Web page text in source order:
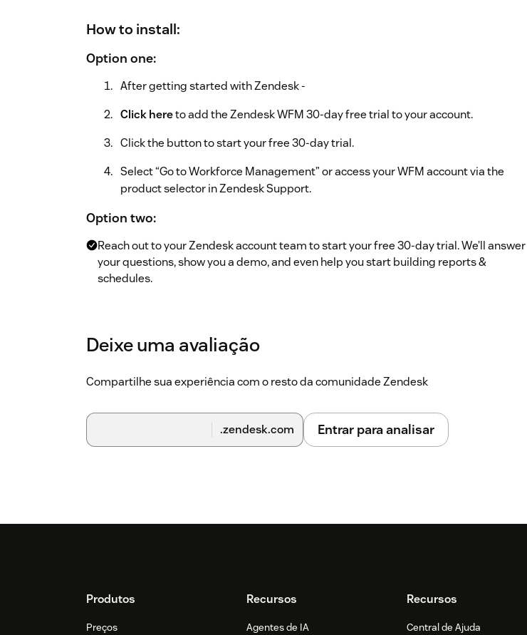
How to install:
Option one:
After getting started with Zendesk -
Click hereto add the Zendesk WFM 30-day free trial to your account.
Click the button to start your free 30-day trial.
Select “Go to Workforce Management” or access your WFM account via the
product selector in Zendesk Support.
Option two:
Reach out to your Zendesk account team to start your free 30-day trial. We’ll answer
your questions, show you a demo, and even help you start building reports &
schedules.
Deixe uma avaliação
Compartilhe sua experiência com o resto da comunidade Zendesk
.zendesk.com Entrar para analisar
FooterProdutos
Preços
Recursos
Agentes de IA
Recursos
Central de Ajuda